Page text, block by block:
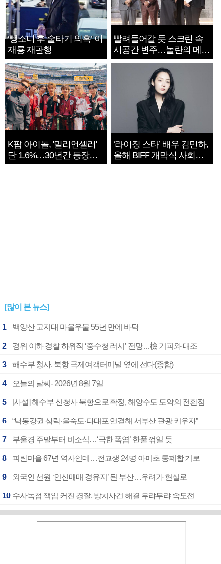
‘뺑소니 후 술타기 의혹’ 이
재룡 재판행
빨려들어갈 듯 스크린 속
시공간 변주…놀란의 메시
지는 ‘전쟁 속죄’
K팝 아이돌, '밀리언셀러'
단 1.6%…30년간 등장
1182개팀 전수조사
‘라이징 스타’ 배우 김민하,
올해 BIFF 개막식 사회자
확정
[많이 본 뉴스]
1 백양산 고지대 마을우물 55년 만에 바닥
2 경위 이하 경찰 하위직 ‘중수청 러시’ 전망…檢 기피와 대조
3 해수부 청사, 북항 국제여객터미널 옆에 선다(종합)
4 오늘의 날씨- 2026년 8월 7일
5 [사설] 해수부 신청사 북항으로 확정, 해양수도 도약의 전환점
6 “낙동강권 삼락·을숙도·다대포 연결해 서부산 관광 키우자”
7 부울경 주말부터 비소식…‘극한 폭염’ 한풀 꺾일 듯
8 피란마을 67년 역사인데…전교생 24명 아미초 통폐합 기로
9 외국인 선원 ‘인신매매 경유지’ 된 부산…우려가 현실로
10 수사독점 책임 커진 경찰, 방치사건 해결 부랴부랴 속도전